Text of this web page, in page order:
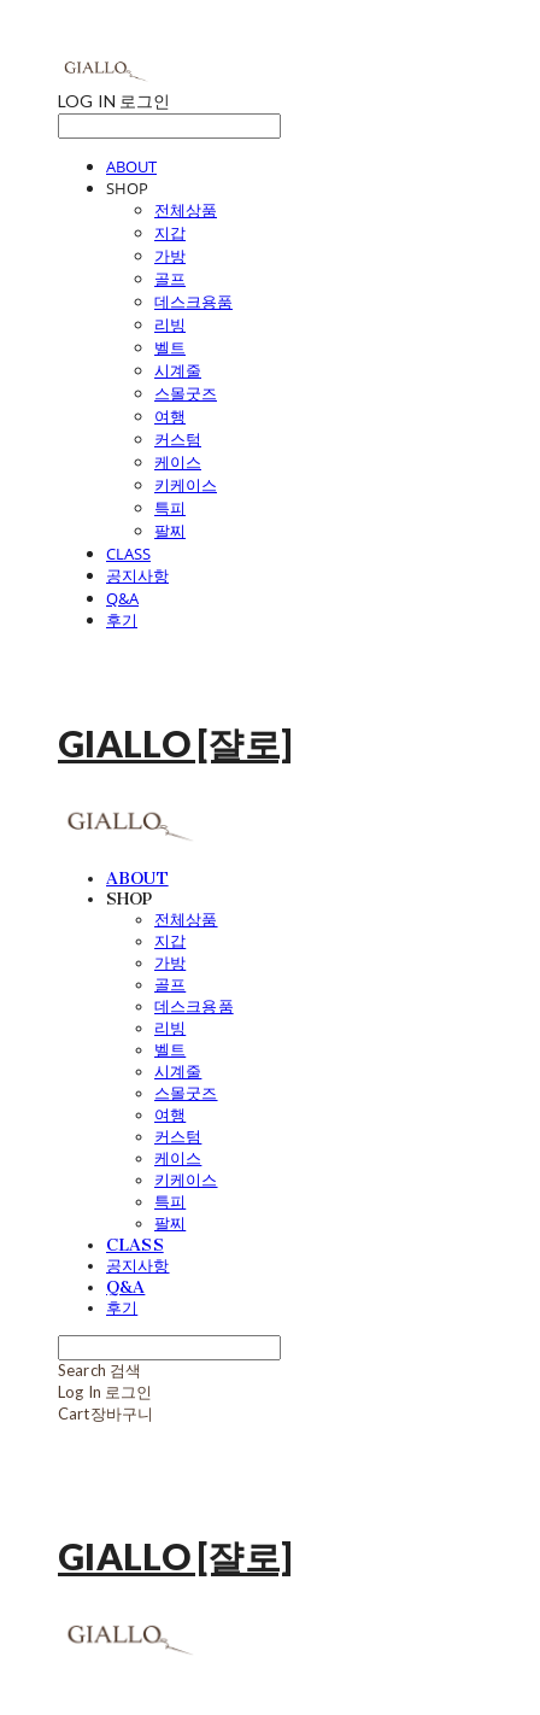
LOG IN 로그인
ABOUT
SHOP
전체상품
지갑
가방
골프
데스크용품
리빙
벨트
시계줄
스몰굿즈
여행
커스텀
케이스
키케이스
특피
팔찌
CLASS
공지사항
Q&A
후기
GIALLO [쟐로]
ABOUT
SHOP
전체상품
지갑
가방
골프
데스크용품
리빙
벨트
시계줄
스몰굿즈
여행
커스텀
케이스
키케이스
특피
팔찌
CLASS
공지사항
Q&A
후기
Search 검색
Log In 로그인
Cart장바구니
GIALLO [쟐로]